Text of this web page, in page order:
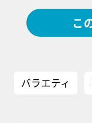
こ
バラエティ